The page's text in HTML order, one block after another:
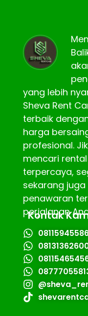
yang lebih
Sheva Rent
terbaik
harga
profesional.
mencari
terpercaya,
sekarang
penawaran
perjalanan
Kontak